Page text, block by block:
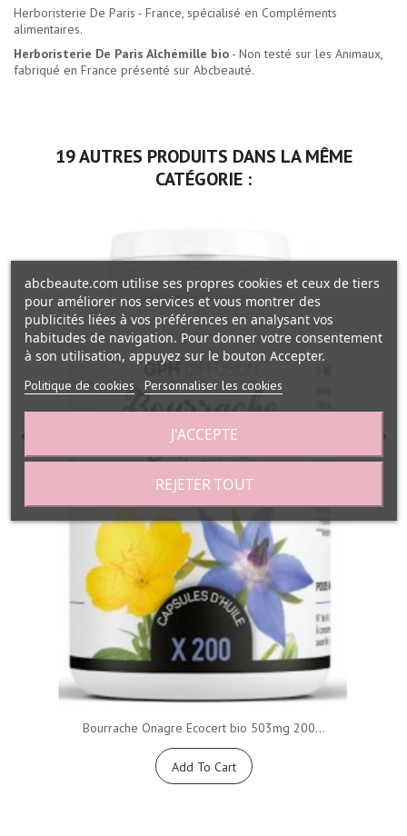
Herboristerie De Paris - France, spécialisé en Compléments
alimentaires.
Herboristerie De Paris Alchémille bio - Non testé sur les Animaux,
fabriqué en France présenté sur Abcbeauté.
19 AUTRES PRODUITS DANS LA MÊME
CATÉGORIE :
Bourrache Onagre Ecocert bio 503mg 200...
Add To Cart
abcbeaute.com utilise ses propres cookies et ceux de tiers
pour améliorer nos services et vous montrer des
publicités liées à vos préférences en analysant vos
habitudes de navigation. Pour donner votre consentement
à son utilisation, appuyez sur le bouton Accepter.
Politique de cookies Personnaliser les cookies
REJETER TOUT
J'ACCEPTE